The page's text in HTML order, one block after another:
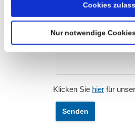
Cookies
Nur notwendige
Klicken Sie hier für